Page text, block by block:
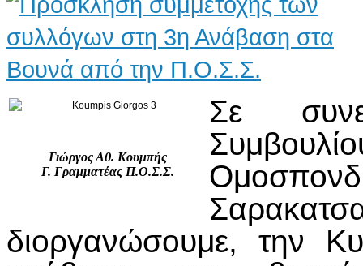
Γιώργος Αθ. Κουμπής
Γ. Γραμματέας Π.Ο.Σ.Σ.
Σε
διοργανώσουμε, την